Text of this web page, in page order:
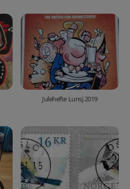
Julehefte Lunsj 2019